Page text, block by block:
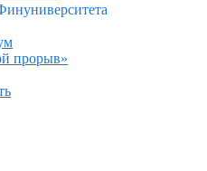
прорыв»